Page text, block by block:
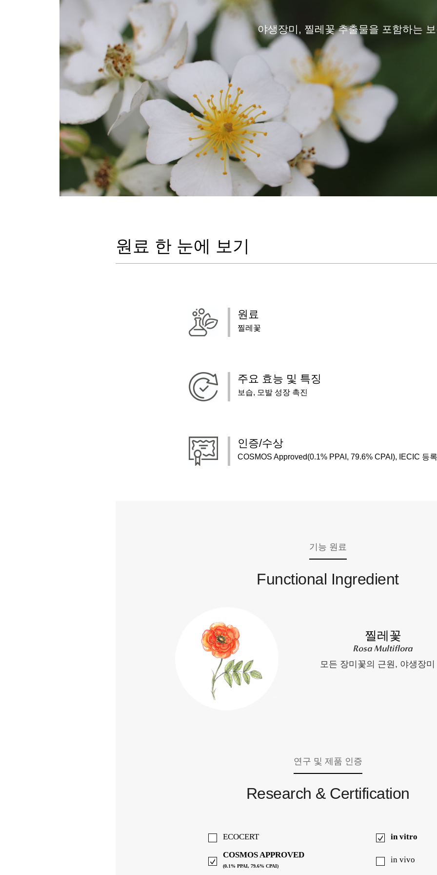
야생장미, 찔레꽃 추출물을 포함하는
원료 한 눈에 보기
원료
찔레꽃
주요 효능 및 특징
보습, 모발 성장 촉진
인증/수상
COSMOS Approved(0.1% PPAI, 79.6% CPAI), IECIC 등록
기능 원료
Functional Ingredient
찔레꽃
Rosa Multiflora
모든 장미꽃의 근원, 야생장
연구 및 제품 인증
Research & Certification
ECOCERT
in vitro
COSMOS APPROVED
(0.1% PPAI, 79.6% CPAI)
in vivo